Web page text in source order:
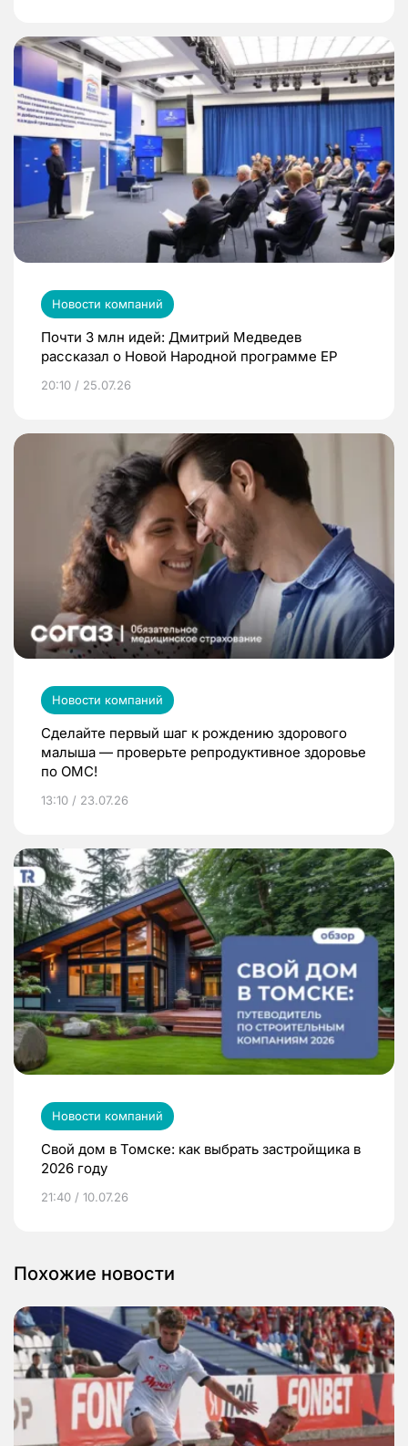
Новости компаний
Почти 3 млн идей: Дмитрий Медведев
рассказал о Новой Народной программе ЕР
20:10 / 25.07.26
Новости компаний
Сделайте первый шаг к рождению здорового
малыша — проверьте репродуктивное здоровье
по ОМС!
13:10 / 23.07.26
Новости компаний
Свой дом в Томске: как выбрать застройщика в
2026 году
21:40 / 10.07.26
Похожие новости